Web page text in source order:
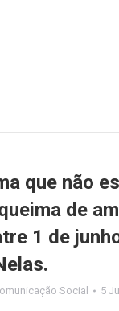
que não
de
1 de
Social 5